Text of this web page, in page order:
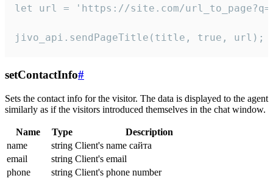
let url = 'https://site.com/
jivo_api.sendPageTitle(title, true, url);
setContactInfo#
Sets the contact info for the visitor. The data is displayed to the agent
similarly as if the visitors introduced themselves in the chat window.
Name Type
Description
name
string Client's name сайта
email
string Client's email
phone
string Client's phone number